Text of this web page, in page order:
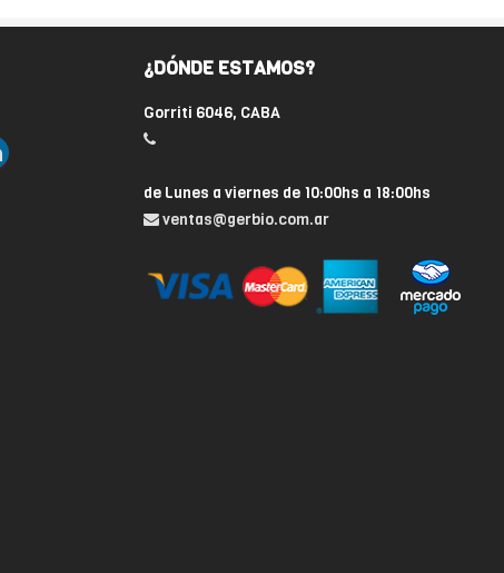
¿DÓNDE ESTAMOS?
Gorriti 6046, CABA
de Lunes a viernes de 10:00hs a 18:00hs
ventas@gerbio.com.ar